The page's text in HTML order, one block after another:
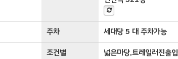
주차
세대당 5 대 주차가능
조건별
넓은마당,트레일러진출입